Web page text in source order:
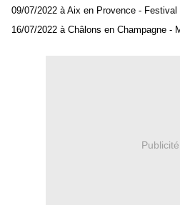
09/07/2022 à Aix en Provence - Festival
16/07/2022 à Châlons en Champagne -
Publicité